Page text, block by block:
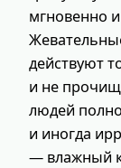
мгновенно
действуют
и не
людей
и иногда
— влажный